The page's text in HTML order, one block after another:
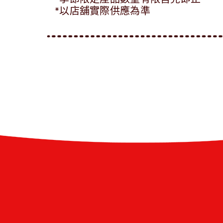
*以店舖實際供應為準